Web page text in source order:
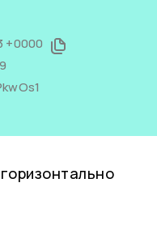
+0000